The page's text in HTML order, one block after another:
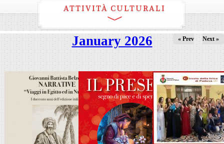
ATTIVITÀ CULTURALI
January 2026 « Prev Next »